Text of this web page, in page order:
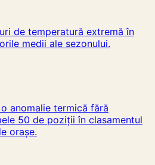
de temperatură extremă în
medii ale sezonului.
anomalie termică fără
50 de poziții în clasamentul
orașe.